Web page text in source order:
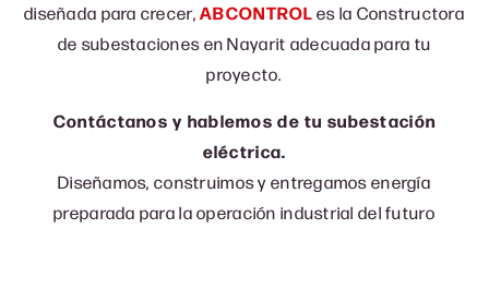
diseñada para crecer,ABCONTROLes la Constructora
de subestaciones en Nayarit adecuada para tu
proyecto.
Contáctanos y hablemos de tu subestación
eléctrica.
Diseñamos, construimos y entregamos energía
preparada para la operación industrial del futuro